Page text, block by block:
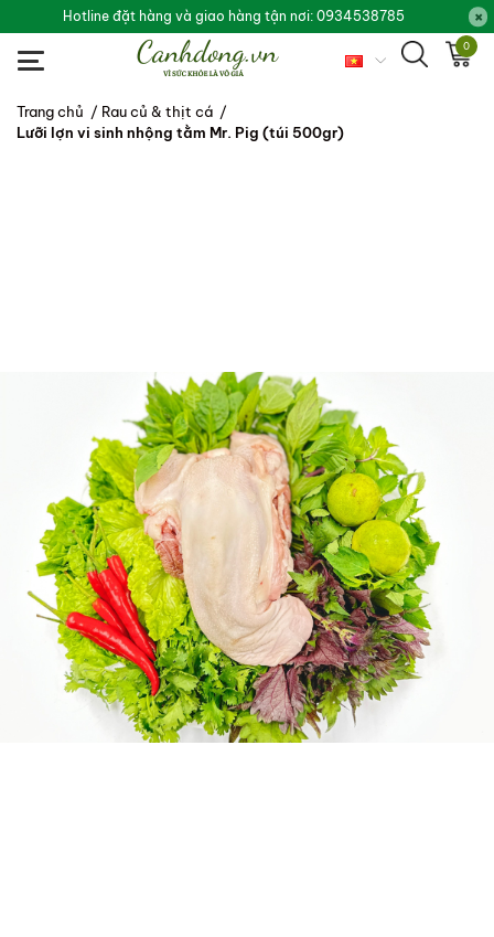
Hotline đặt hàng và giao hàng tận nơi: 0934538785
0
Trang chủ / Rau củ & thịt cá /
Lưỡi lợn vi sinh nhộng tằm Mr. Pig (túi 500gr)